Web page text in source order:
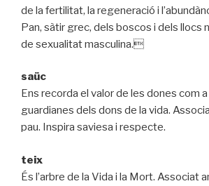
de la fertilitat, la regeneració i
Pan, sàtir grec, dels boscos i dels llocs
de sexualitat masculina.
saüc
Ens recorda el valor de les dones com
guardianes dels dons de la vida.
pau. Inspira saviesa i respecte.
teix
És l’arbre de la Vida i la Mort. Associat